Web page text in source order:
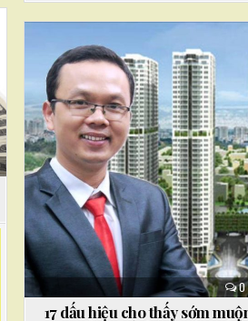
0
Posted
in
17 dấu hiệu cho thấy sớm